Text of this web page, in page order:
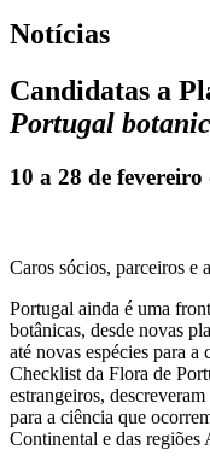
Notícias
Candidatas a
Portugal
10 a 28 de fevereiro
Caros sócios, parceiros e
Portugal ainda é uma
botânicas, desde novas
até novas espécies para
Checklist da Flora de
estrangeiros,
para a ciência que
Continental e das regiões